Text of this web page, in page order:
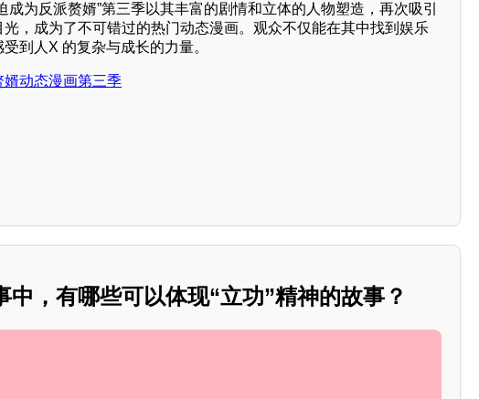
成为反派赘婿”第三季以其丰富的剧情和立体的人物塑造，再次吸引
光，成为了不可错过的热门动态漫画。观众不仅能在其中找到娱乐
到人X 的复杂与成长的力量。
动态漫画第三季
中，有哪些可以体现“立功”精神的故事？